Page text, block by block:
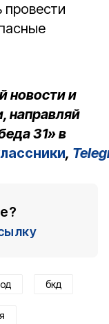
новости и
направляй
31» в
,
бкд